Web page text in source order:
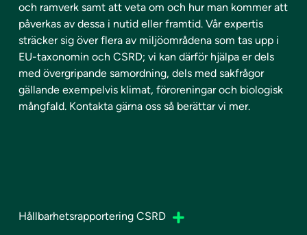
och ramverk samt att veta om och hur man kommer att
påverkas av dessa i nutid eller framtid. Vår expertis
sträcker sig över flera av miljöområdena som tas upp i
EU-taxonomin och CSRD; vi kan därför hjälpa er dels
med övergripande samordning, dels med sakfrågor
gällande exempelvis klimat, föroreningar och biologisk
mångfald. Kontakta gärna oss så berättar vi mer.
Hållbarhetsrapportering CSRD